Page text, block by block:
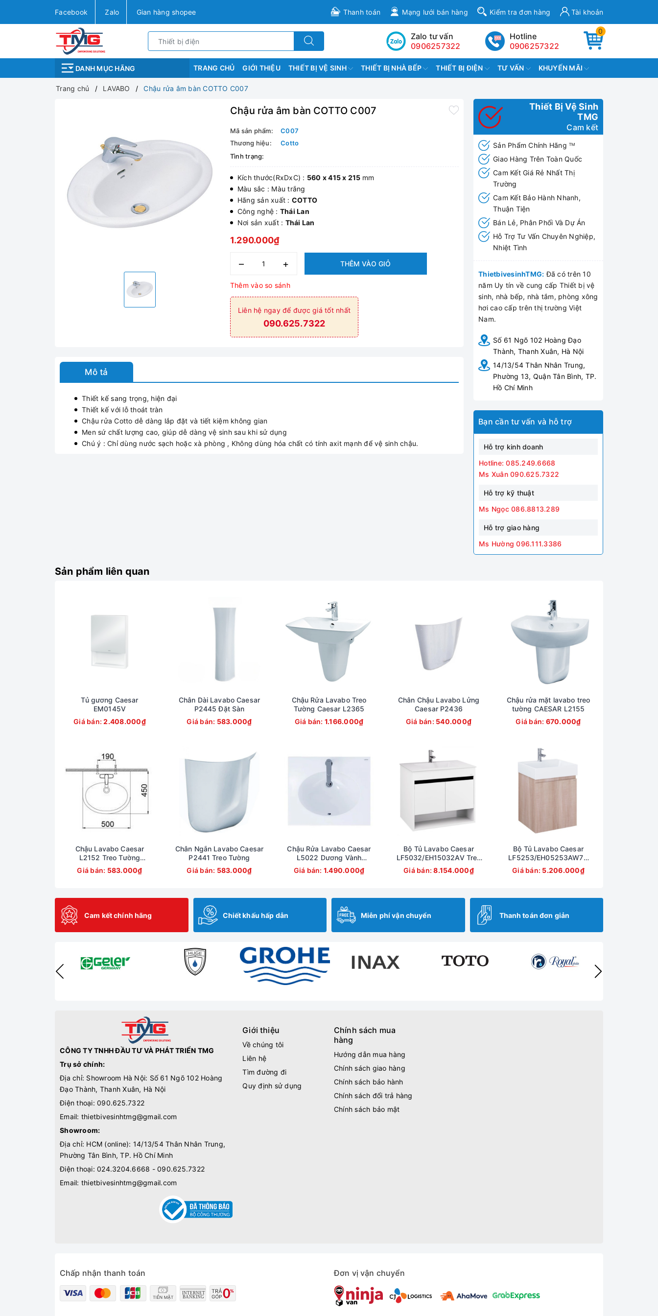
Facebook Zalo Gian hàng shopee Thanh toán Mạng lưới bán hàng Kiểm tra đơn hàng Tài khoản
0
Hotline
0906257322
Zalo tư vấn
0906257322
DANH MỤC HÃNG TRANG CHỦ GIỚI THIỆU THIẾT BỊ VỆ SINH THIẾT BỊ NHÀ BẾP THIẾT BỊ ĐIỆN TƯ VẤN KHUYẾN MÃI
Trang chủ LAVABO Chậu rửa âm bàn COTTO C007
Chậu rửa âm bàn COTTO C007
Mã sản phẩm:
C007
Thương hiệu:
Cotto
Tình trạng:
Kích thước(RxDxC) : 560 x 415 x 215 mm
Màu sắc : Màu trắng
Hãng sản xuất : COTTO
Công nghệ : Thái Lan
Nơi sản xuất : Thái Lan
1.290.000₫
– + THÊM VÀO GIỎ
Thêm vào so sánh
Liên hệ ngay để được giá tốt nhất
090.625.7322
Mô tả
Thiết kế sang trọng, hiện đại
Thiết kế với lỗ thoát tràn
Chậu rửa Cotto dễ dàng lắp đặt và tiết kiệm không gian
Men sứ chất lượng cao, giúp dễ dàng vệ sinh sau khi sử dụng
Chú ý : Chỉ dùng nước sạch hoặc xà phòng , Không dùng hóa chất có tính axit mạnh để vệ sinh chậu.
Thiết Bị Vệ Sinh
TMG
Cam kết
Sản Phẩm Chính Hãng TM
Giao Hàng Trên Toàn Quốc
Cam Kết Giá Rẻ Nhất Thị
Trường
Cam Kết Bảo Hành Nhanh,
Thuận Tiện
Bán Lẻ, Phân Phối Và Dự Án
Hỗ Trợ Tư Vấn Chuyên Nghiệp,
Nhiệt Tình
ThietbivesinhTMG: Đã có trên 10
năm Uy tín về cung cấp Thiết bị vệ
sinh, nhà bếp, nhà tắm, phòng xông
hơi cao cấp trên thị trường Việt
Nam.
Số 61 Ngõ 102 Hoàng Đạo
Thành, Thanh Xuân, Hà Nội
14/13/54 Thân Nhân Trung,
Phường 13, Quận Tân Bình, TP.
Hồ Chí Minh
Bạn cần tư vấn và hỗ trợ
Hỗ trợ kinh doanh
Hotline: 085.249.6668
Ms Xuân 090.625.7322
Hỗ trợ kỹ thuật
Ms Ngọc 086.8813.289
Hỗ trợ giao hàng
Ms Hường 096.111.3386
Sản phẩm liên quan
Tủ gương Caesar
EM0145V
Giá bán:2.408.000₫
Chân Dài Lavabo Caesar
P2445 Đặt Sàn
Giá bán: 583.000₫
Chậu Rửa Lavabo Treo
Tường Caesar L2365
Giá bán: 1.166.000₫
Chân Chậu Lavabo Lửng
Caesar P2436
Giá bán: 540.000₫
Chậu rửa mặt lavabo treo
tường CAESAR L2155
Giá bán: 670.000₫
Chậu Lavabo Caesar
L2152 Treo Tường
500x450 mm
Giá bán: 583.000₫
Chân Ngắn Lavabo Caesar
P2441 Treo Tường
Giá bán: 583.000₫
Chậu Rửa Lavabo Caesar
L5022 Dương Vành
500x420 mm
Giá bán: 1.490.000₫
Bộ Tủ Lavabo Caesar
LF5032/EH15032AV Treo
Tường 750x500mm
Giá bán:8.154.000₫
Bộ Tủ Lavabo Caesar
LF5253/EH05253AW7V
Treo Tường 500x450mm
Giá bán: 5.206.000₫
Cam kết chính hãng Chiết khấu hấp dẫn Miễn phí vận chuyển Thanh toán đơn giản
CÔNG TY TNHH ĐẦU TƯ VÀ PHÁT TRIỂN TMG
Trụ sở chính:
Địa chỉ: Showroom Hà Nội: Số 61 Ngõ 102 Hoàng
Đạo Thành, Thanh Xuân, Hà Nội
Điện thoại: 090.625.7322
Email: thietbivesinhtmg@gmail.com
Showroom:
Địa chỉ: HCM (online): 14/13/54 Thân Nhân Trung,
Phường Tân Bình, TP. Hồ Chí Minh
Điện thoại: 024.3204.6668 - 090.625.7322
Email: thietbivesinhtmg@gmail.com
Giới thiệu
Về chúng tôi
Liên hệ
Tìm đường đi
Quy định sử dụng
Chính sách mua
hàng
Hướng dẫn mua hàng
Chính sách giao hàng
Chính sách bảo hành
Chính sách đổi trả hàng
Chính sách bảo mật
Chấp nhận thanh toán Đơn vị vận chuyển